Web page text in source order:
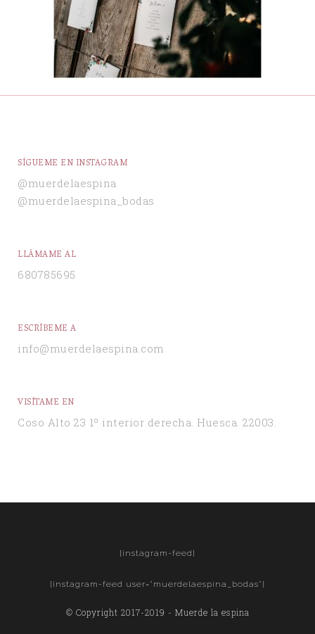
SÍGUEME EN INSTAGRAM
@muerdelaespina
@muerdelaespina_bodas
LLÁMAME AL
680785695
ESCRÍBEME A
info@muerdelaespina.com
VISÍTAME EN
Coso Alto 23 1º interior derecha. Huesca. 22003.
[instagram-feed]
[instagram-feed user="muerdelaespina_bodas"]
© Copyright 2017-2019 - Muerde la espina